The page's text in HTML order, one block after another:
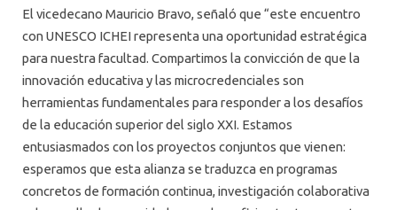
El vicedecano Mauricio Bravo, señaló que “este encuentro
con UNESCO ICHEI representa una oportunidad estratégica
para nuestra facultad. Compartimos la convicción de que la
innovación educativa y las microcredenciales son
herramientas fundamentales para responder a los desafíos
de la educación superior del siglo XXI. Estamos
entusiasmados con los proyectos conjuntos que vienen:
esperamos que esta alianza se traduzca en programas
concretos de formación continua, investigación colaborativa